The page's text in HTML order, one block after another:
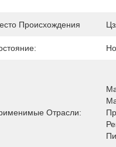
Происхождения
Отрасли: